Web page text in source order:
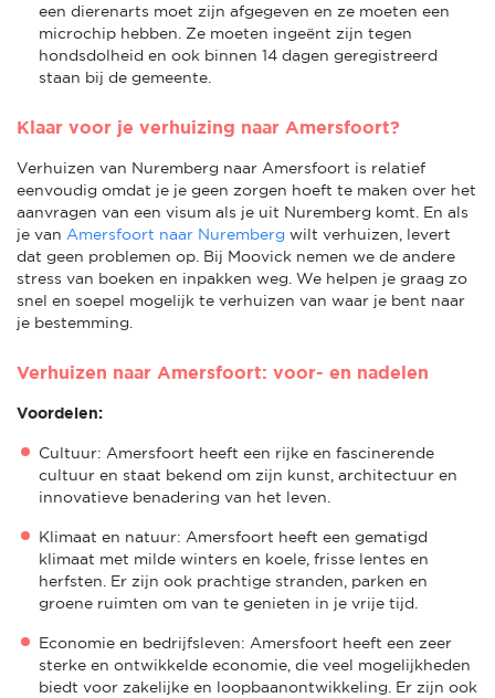
een dierenarts moet zijn afgegeven en ze moeten een
microchip hebben. Ze moeten ingeënt zijn tegen
hondsdolheid en ook binnen 14 dagen geregistreerd
staan bij de gemeente.
Klaar voor je verhuizing naar Amersfoort?
Verhuizen van Nuremberg naar Amersfoort is relatief
eenvoudig omdat je je geen zorgen hoeft te maken over het
aanvragen van een visum als je uit Nuremberg komt. En als
je van Amersfoort naar Nuremberg wilt verhuizen, levert
dat geen problemen op. Bij Moovick nemen we de andere
stress van boeken en inpakken weg. We helpen je graag zo
snel en soepel mogelijk te verhuizen van waar je bent naar
je bestemming.
Verhuizen naar Amersfoort: voor- en nadelen
Voordelen:
Cultuur: Amersfoort heeft een rijke en fascinerende
cultuur en staat bekend om zijn kunst, architectuur en
innovatieve benadering van het leven.
Klimaat en natuur: Amersfoort heeft een gematigd
klimaat met milde winters en koele, frisse lentes en
herfsten. Er zijn ook prachtige stranden, parken en
groene ruimten om van te genieten in je vrije tijd.
Economie en bedrijfsleven: Amersfoort heeft een zeer
sterke en ontwikkelde economie, die veel mogelijkheden
biedt voor zakelijke en loopbaanontwikkeling. Er zijn ook